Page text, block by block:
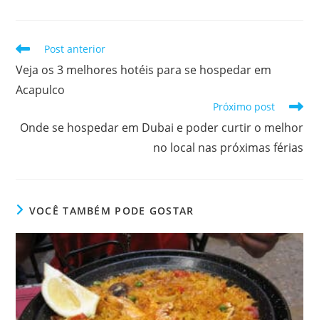
Leia
artigos
Post anterior
Veja os 3 melhores hotéis para se hospedar em
Acapulco
Próximo post
Onde se hospedar em Dubai e poder curtir o melhor
no local nas próximas férias
VOCÊ TAMBÉM PODE GOSTAR